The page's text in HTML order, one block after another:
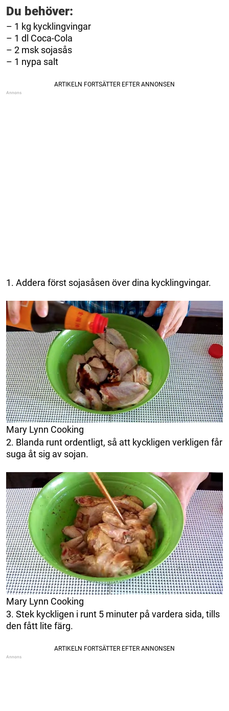
Du behöver:
– 1 kg kycklingvingar
– 1 dl Coca-Cola
– 2 msk sojasås
– 1 nypa salt
1. Addera först sojasåsen över dina kycklingvingar.
Mary Lynn Cooking
2. Blanda runt ordentligt, så att kyckligen verkligen får
suga åt sig av sojan.
Mary Lynn Cooking
3. Stek kyckligen i runt 5 minuter på vardera sida, tills
den fått lite färg.